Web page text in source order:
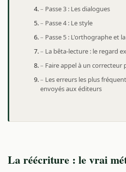
Passe 3 : Les dialogues
Passe 4 : Le style
Passe 5 : L'orthographe et
La bêta-lecture : le regard
Faire appel à un correcteur
Les erreurs les plus
envoyés aux éditeurs
La réécriture : le vrai